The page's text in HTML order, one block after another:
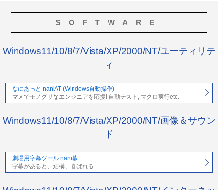
SOFTWARE
Windows11/10/8/7/Vista/XP/2000/NT/ユーティリテ
ィ
なにあっと naniAT (Windows自動操作)
マメでモノグサなエンジニアを応援! 自動テスト, マクロ実行etc.
Windows11/10/8/7/Vista/XP/2000/NT/画像＆サウン
ド
劇場用字幕ツール nani幕
字幕があると、結構、喜ばれる